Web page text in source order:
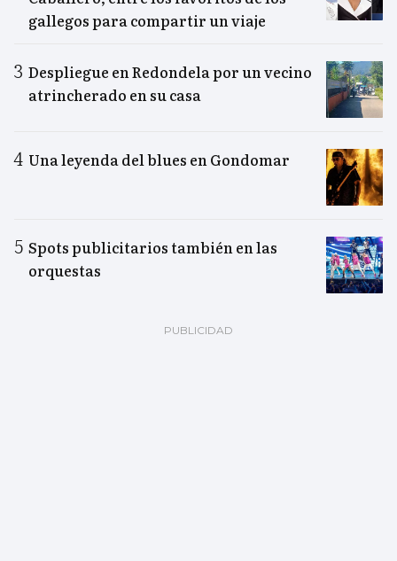
gallegos para compartir un viaje
Despliegue en Redondela por un vecino
atrincherado en su casa
Una leyenda del blues en Gondomar
Spots publicitarios también en las
orquestas